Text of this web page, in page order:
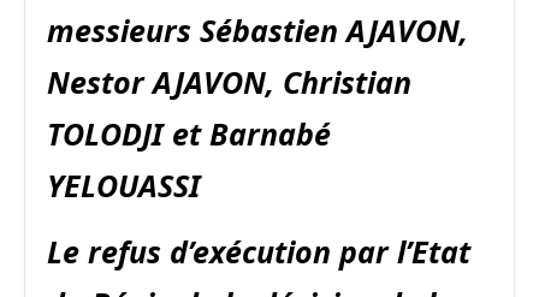
messieurs Sébastien AJAVON,
Nestor AJAVON, Christian
TOLODJI et Barnabé
YELOUASSI
Le refus d’exécution par l’Etat